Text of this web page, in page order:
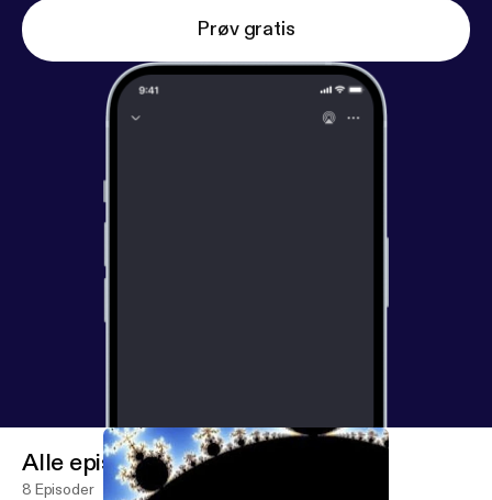
Prøv gratis
Alle episoder
8 Episoder